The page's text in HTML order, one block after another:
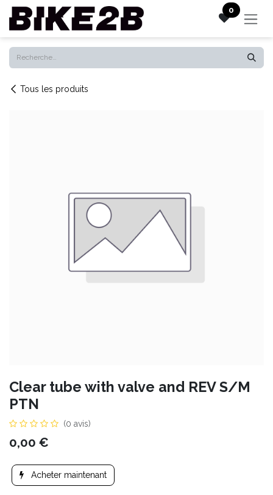
Se rendre au contenu 0
Tous les produits
Clear tube with valve and REV S/M
PTN
(0 avis)
0,00 €
Acheter maintenant